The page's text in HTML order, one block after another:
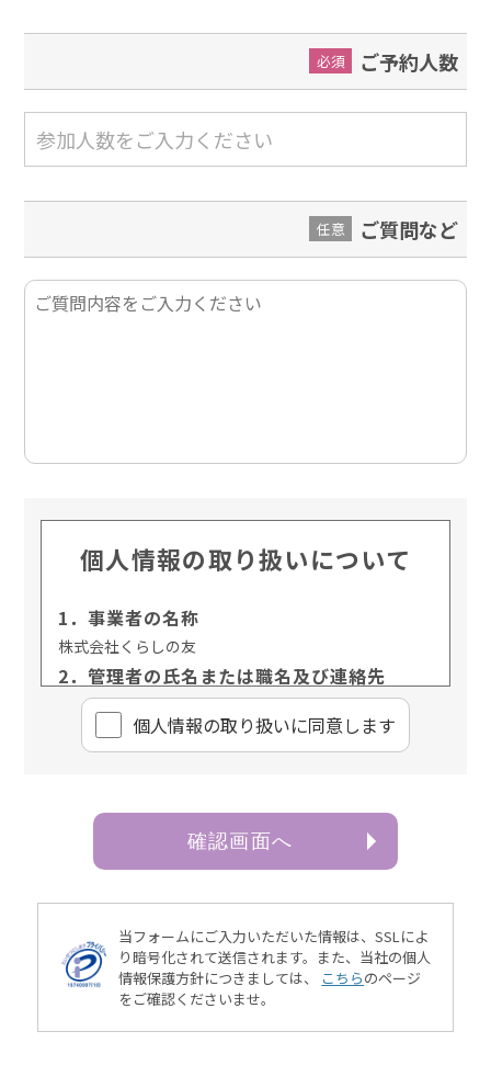
ご予約人数
必須
ご質問など
任意
個人情報の取り扱いについて
1．事業者の名称
株式会社くらしの友
2．管理者の氏名または職名及び連絡先
管理者名：個人情報保護管理責任者 樋口 佳浩
連絡先：03-3735-3102
3．個人情報の利用目的
るものを含む。以下「書面」という）に記載された個
人情報を直接取得する場合、お客様情報は、お客様の
お問い合わせ・お申込みに関する回答、資料送付、会
員情報の変更等に利用いたします。
4．個人情報の第三者提供
当社は、次に掲げる場合を除き、お客様の個人情報を
第三者に提供することはございません。
（1）ご本人様の同意がある場合
（2）法令に基づく場合
個⼈情報の取り扱いに同意します
確認画面へ
当フォームにご入力いただいた情報は、SSLによ
り暗号化されて送信されます。 また、当社の個人
情報保護方針につきましては、 こちらのページ
をご確認くださいませ。